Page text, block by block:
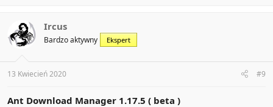
t
i
o
s
:
Ircus
Bardzo aktywny Ekspert
13 Kwiecień 2020 #9
Ant Download Manager 1.17.5 ( beta )